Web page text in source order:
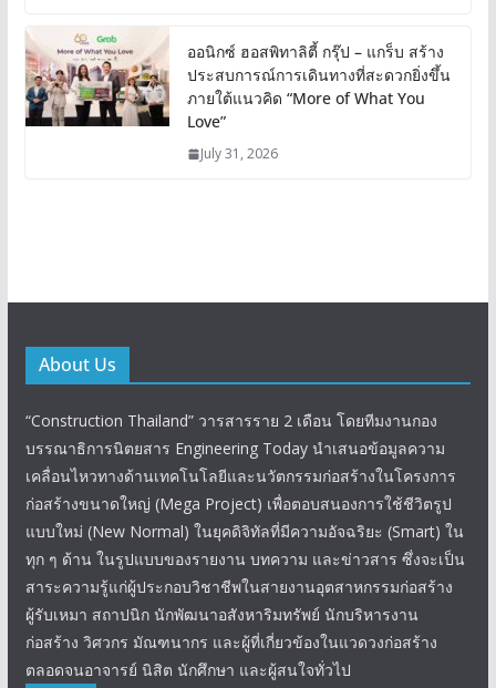
ออนิกซ์ ฮอสพิทาลิตี้ กรุ๊ป – แกร็บ สร้าง
ประสบการณ์การเดินทางที่สะดวกยิ่งขึ้น
ภายใต้แนวคิด “More of What You
Love”
July 31, 2026
About Us
“Construction Thailand” วารสารราย 2 เดือน โดยทีมงานกอง
บรรณาธิการนิตยสาร Engineering Today นำเสนอข้อมูลความ
เคลื่อนไหวทางด้านเทคโนโลยีและนวัตกรรมก่อสร้างในโครงการ
ก่อสร้างขนาดใหญ่ (Mega Project) เพื่อตอบสนองการใช้ชีวิตรูป
แบบใหม่ (New Normal) ในยุคดิจิทัลที่มีความอัจฉริยะ (Smart) ใน
ทุก ๆ ด้าน ในรูปแบบของรายงาน บทความ และข่าวสาร ซึ่งจะเป็น
สาระความรู้แก่ผู้ประกอบวิชาชีพในสายงานอุตสาหกรรมก่อสร้าง
ผู้รับเหมา สถาปนิก นักพัฒนาอสังหาริมทรัพย์ นักบริหารงาน
ก่อสร้าง วิศวกร มัณฑนากร และผู้ที่เกี่ยวข้องในแวดวงก่อสร้าง
ตลอดจนอาจารย์ นิสิต นักศึกษา และผู้สนใจทั่วไป